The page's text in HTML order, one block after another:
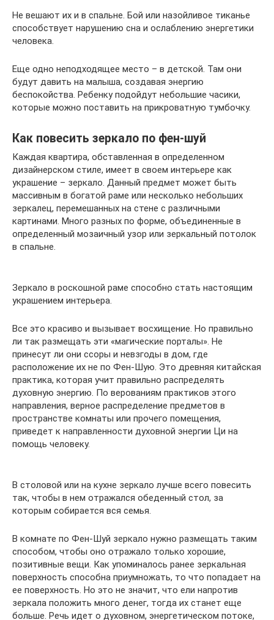
Не вешают их и в спальне. Бой или назойливое тиканье
способствует нарушению сна и ослаблению энергетики
человека.
Еще одно неподходящее место – в детской. Там они
будут давить на малыша, создавая энергию
беспокойства. Ребенку подойдут небольшие часики,
которые можно поставить на прикроватную тумбочку.
Как повесить зеркало по фен-шуй
Каждая квартира, обставленная в определенном
дизайнерском стиле, имеет в своем интерьере как
украшение – зеркало. Данный предмет может быть
массивным в богатой раме или несколько небольших
зеркалец, перемешанных на стене с различными
картинами. Много разных по форме, объединенные в
определенный мозаичный узор или зеркальный потолок
в спальне.
Зеркало в роскошной раме способно стать настоящим
украшением интерьера.
Все это красиво и вызывает восхищение. Но правильно
ли так размещать эти «магические порталы». Не
принесут ли они ссоры и невзгоды в дом, где
расположение их не по Фен-Шую. Это древняя китайская
практика, которая учит правильно распределять
духовную энергию. По верованиям практиков этого
направления, верное распределение предметов в
пространстве комнаты или прочего помещения,
приведет к направленности духовной энергии Ци на
помощь человеку.
В столовой или на кухне зеркало лучше всего повесить
так, чтобы в нем отражался обеденный стол, за
которым собирается вся семья.
В комнате по Фен-Шуй зеркало нужно размещать таким
способом, чтобы оно отражало только хорошие,
позитивные вещи. Как упоминалось ранее зеркальная
поверхность способна приумножать, то что попадает на
ее поверхность. Но это не значит, что ели напротив
зеркала положить много денег, тогда их станет еще
больше. Речь идет о духовном, энергетическом потоке,